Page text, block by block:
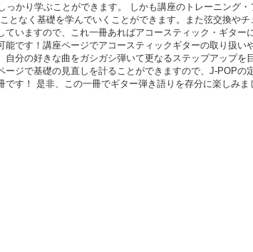
かり学ぶことができます。 しかも講座のトレーニング・
となく基礎を学んでいくことができます。また弦交換やチ
いますので、これ一冊あればアコースティック・ギター
です！講座ページでアコースティックギターの取り扱い
分の好きな曲をガシガシ弾いて更なるステップアップを
ジで基礎の見直しを計ることができますので、J-POPの
す！ 是非、この一冊でギター弾き語りを存分に楽しみま